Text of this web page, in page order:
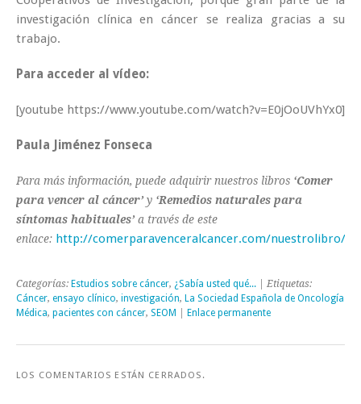
investigación clínica en cáncer se realiza gracias a su
trabajo.
Para acceder al vídeo:
[youtube https://www.youtube.com/watch?v=E0jOoUVhYx0]
Paula Jiménez Fonseca
Para más información, puede adquirir nuestros libros ‘Comer
para vencer al cáncer’ y ‘Remedios naturales para
síntomas habituales’ a través de este
enlace: http://comerparavenceralcancer.com/nuestrolibro/
Categorías: Estudios sobre cáncer, ¿Sabía usted qué... | Etiquetas:
Cáncer, ensayo clínico, investigación, La Sociedad Española de Oncología
Médica, pacientes con cáncer, SEOM Enlace permanente
LOS COMENTARIOS ESTÁN CERRADOS.